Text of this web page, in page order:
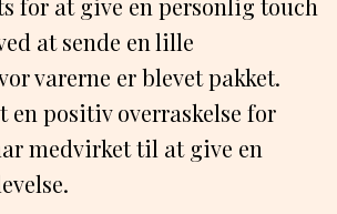
for at give en personlig touch
at sende en lille
varerne er blevet pakket.
en positiv overraskelse for
medvirket til at give en